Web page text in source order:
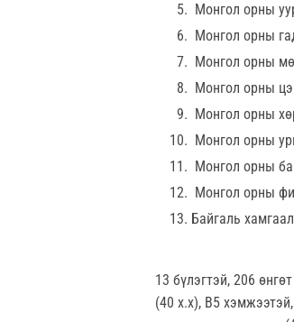
Монгол орны
Монгол орны
Монгол орны
Монгол орны
Монгол орны
Монгол орны
Монгол орны
Монгол орны
Байгаль
13 бүлэгтэй, 206
(40 х.х), В5 хэмжээтэй,